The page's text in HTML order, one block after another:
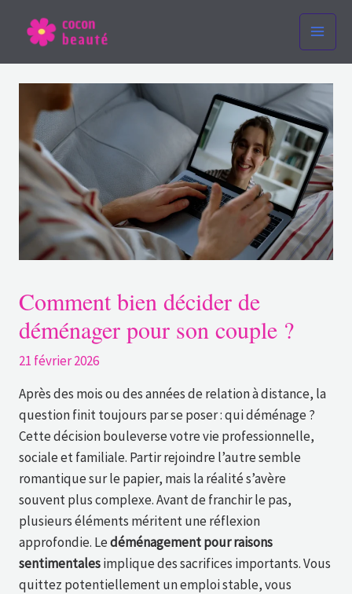
contenu
Main
Comment bien décider de
déménager pour son couple ?
21 février 2026
Après des mois ou des années de relation à distance, la
question finit toujours par se poser : qui déménage ?
Cette décision bouleverse votre vie professionnelle,
sociale et familiale. Partir rejoindre l’autre semble
romantique sur le papier, mais la réalité s’avère
souvent plus complexe. Avant de franchir le pas,
plusieurs éléments méritent une réflexion
approfondie. Ledéménagement pour raisons
sentimentalesimplique des sacrifices importants. Vous
quittez potentiellement un emploi stable, vous
des
articles